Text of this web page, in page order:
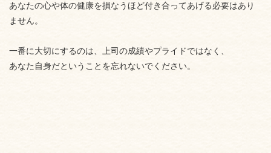
あなたの心や体の健康を損なうほど付き合ってあげる必要はあり
ません。
一番に大切にするのは、上司の成績やプライドではなく、
あなた自身だということを忘れないでください。